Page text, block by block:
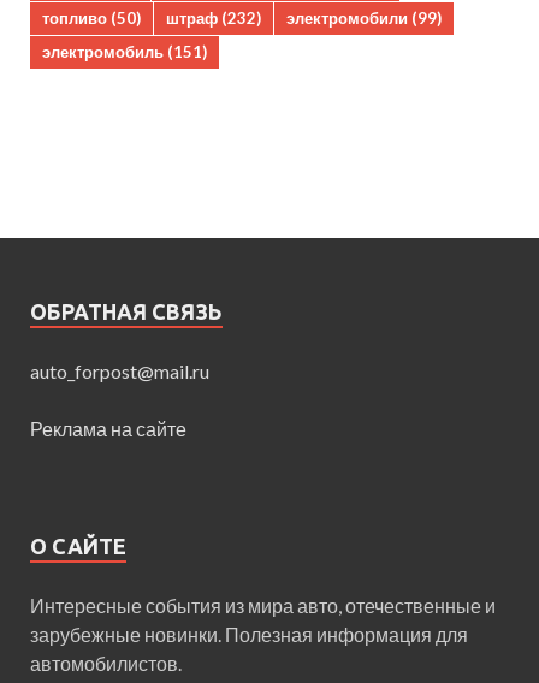
топливо (50) штраф (232) электромобили (99)
электромобиль (151)
ОБРАТНАЯ СВЯЗЬ
auto_forpost@mail.ru
Реклама на сайте
О САЙТЕ
Интересные события из мира авто, отечественные и
зарубежные новинки. Полезная информация для
автомобилистов.